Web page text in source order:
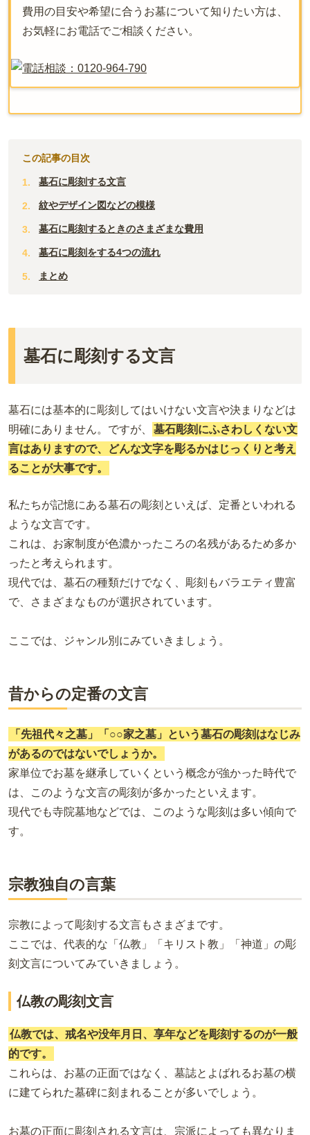
費用の目安や希望に合うお墓について知りたい方は、
お気軽にお電話でご相談ください。
この記事の目次
墓石に彫刻する文言
紋やデザイン図などの模様
墓石に彫刻するときのさまざまな費用
墓石に彫刻をする4つの流れ
まとめ
墓石に彫刻する文言
墓石には基本的に彫刻してはいけない文言や決まりなどは
明確にありません。ですが、
墓石彫刻にふさわしくない文
言はありますので、どんな文字を彫るかはじっくりと考え
ることが大事です。
私たちが記憶にある墓石の彫刻といえば、定番といわれる
ような文言です。
これは、お家制度が色濃かったころの名残があるため多か
ったと考えられます。
現代では、墓石の種類だけでなく、彫刻もバラエティ豊富
で、さまざまなものが選択されています。
ここでは、ジャンル別にみていきましょう。
昔からの定番の文言
「先祖代々之墓」「○○家之墓」という墓石の彫刻はなじみ
があるのではないでしょうか。
家単位でお墓を継承していくという概念が強かった時代で
は、このような文言の彫刻が多かったといえます。
現代でも寺院墓地などでは、このような彫刻は多い傾向で
す。
宗教独自の言葉
宗教によって彫刻する文言もさまざまです。
ここでは、代表的な「仏教」「キリスト教」「神道」の彫
刻文言についてみていきましょう。
仏教の彫刻文言
仏教では、戒名や没年月日、享年などを彫刻するのが一般
的です。
これらは、お墓の正面ではなく、墓誌とよばれるお墓の横
に建てられた墓碑に刻まれることが多いでしょう。
お墓の正面に彫刻される文言は、宗派によっても異なりま